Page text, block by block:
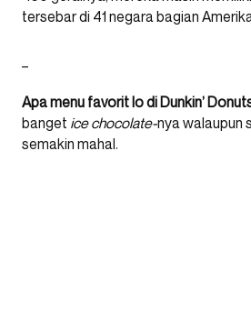
tersebar di 41 negara bagian
Apa menu favorit lo di Dunkin’
banget ice chocolate-nya walaupun
semakin mahal.